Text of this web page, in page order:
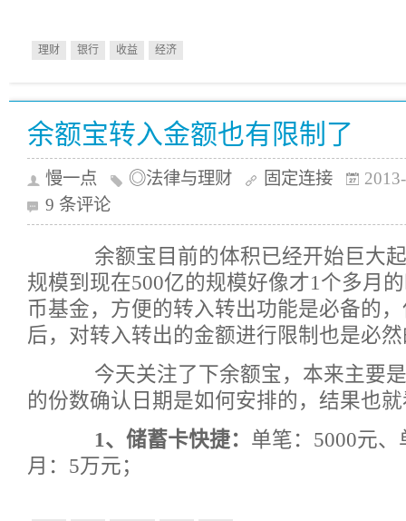
理财 银行 收益 经济
余额宝转入金额也有限制了
慢一点 ◎法律与理财 固定连接
9 条评论
余额宝目前的体积已经开始巨大起
规模到现在500亿的规模好像才1个多月
币基金，方便的转入转出功能是必备的
后，对转入转出的金额进行限制也是必
今天关注了下余额宝，本来主要是
的份数确认日期是如何安排的，结果也
1、储蓄卡快捷： 单笔：5000元
月：5万元；